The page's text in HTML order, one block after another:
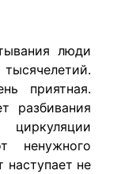
люди
приятная.
разбивания
ненужного
не